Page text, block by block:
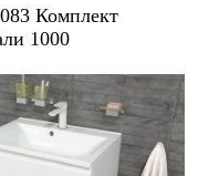
Комплект
1000